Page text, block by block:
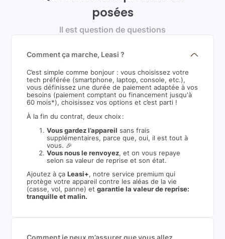
posées
Il est question de questions
Comment ça marche, Leasi ?
C’est simple comme bonjour : vous choisissez votre
tech préférée (smartphone, laptop, console, etc.),
vous définissez une durée de paiement adaptée à vos
besoins (paiement comptant ou financement jusqu'à
60 mois*), choisissez vos options et c’est parti !
À la fin du contrat, deux choix :
Vous gardez l’appareil sans frais
supplémentaires, parce que, oui, il est tout à
vous. 🎉
Vous nous le renvoyez, et on vous repaye
selon sa valeur de reprise et son état.
Ajoutez à ça Leasi+, notre service premium qui
protège votre appareil contre les aléas de la vie
(casse, vol, panne) etgarantie la valeur de reprise:
tranquille et malin.